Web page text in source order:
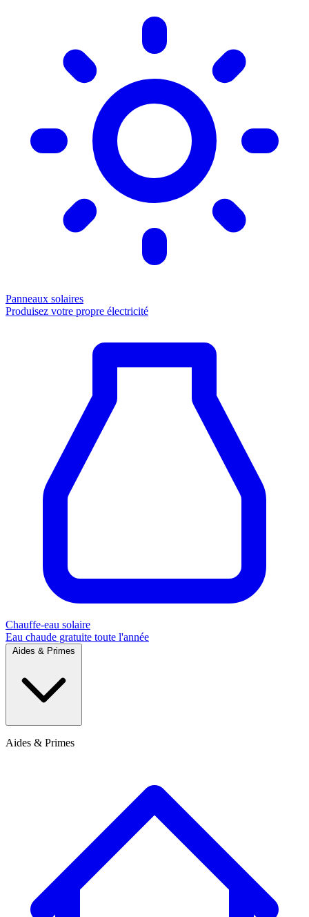
Panneaux solaires
Produisez votre propre électricité
Chauffe-eau solaire
Eau chaude gratuite toute l'année
Aides & Primes